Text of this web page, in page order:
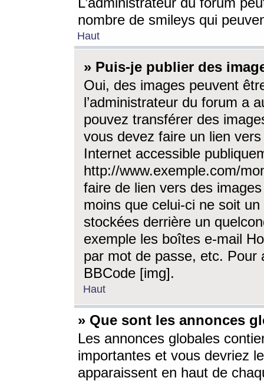
nombre de smileys qui
Haut
» Puis-je publier des
Oui, des images peuvent
l’administrateur du forum a
pouvez transférer des
vous devez faire un lien
Internet accessible
http://www.exemple.com/
faire de lien vers des
moins que celui-ci ne soit
stockées derrière un
exemple les boîtes e-mail
par mot de passe, etc. Pour
BBCode [img].
Haut
» Que sont les annonces
Les annonces globales
importantes et vous devriez
apparaissent en haut de